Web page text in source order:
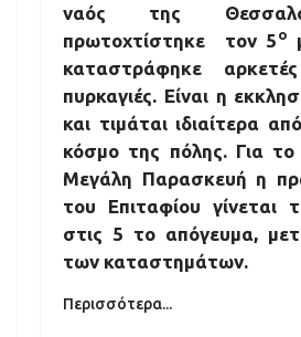
ναός της
πρωτοχτίστηκε τον 5 ο
καταστράφηκε
πυρκαγιές. Είναι η
και τιμάται ιδιαίτερα
κόσμο της πόλης. Για
Μεγάλη Παρασκευή η
του Επιταφίου γίνεται
στις 5 το απόγευμα,
των καταστημάτων.
Περισσότερα...